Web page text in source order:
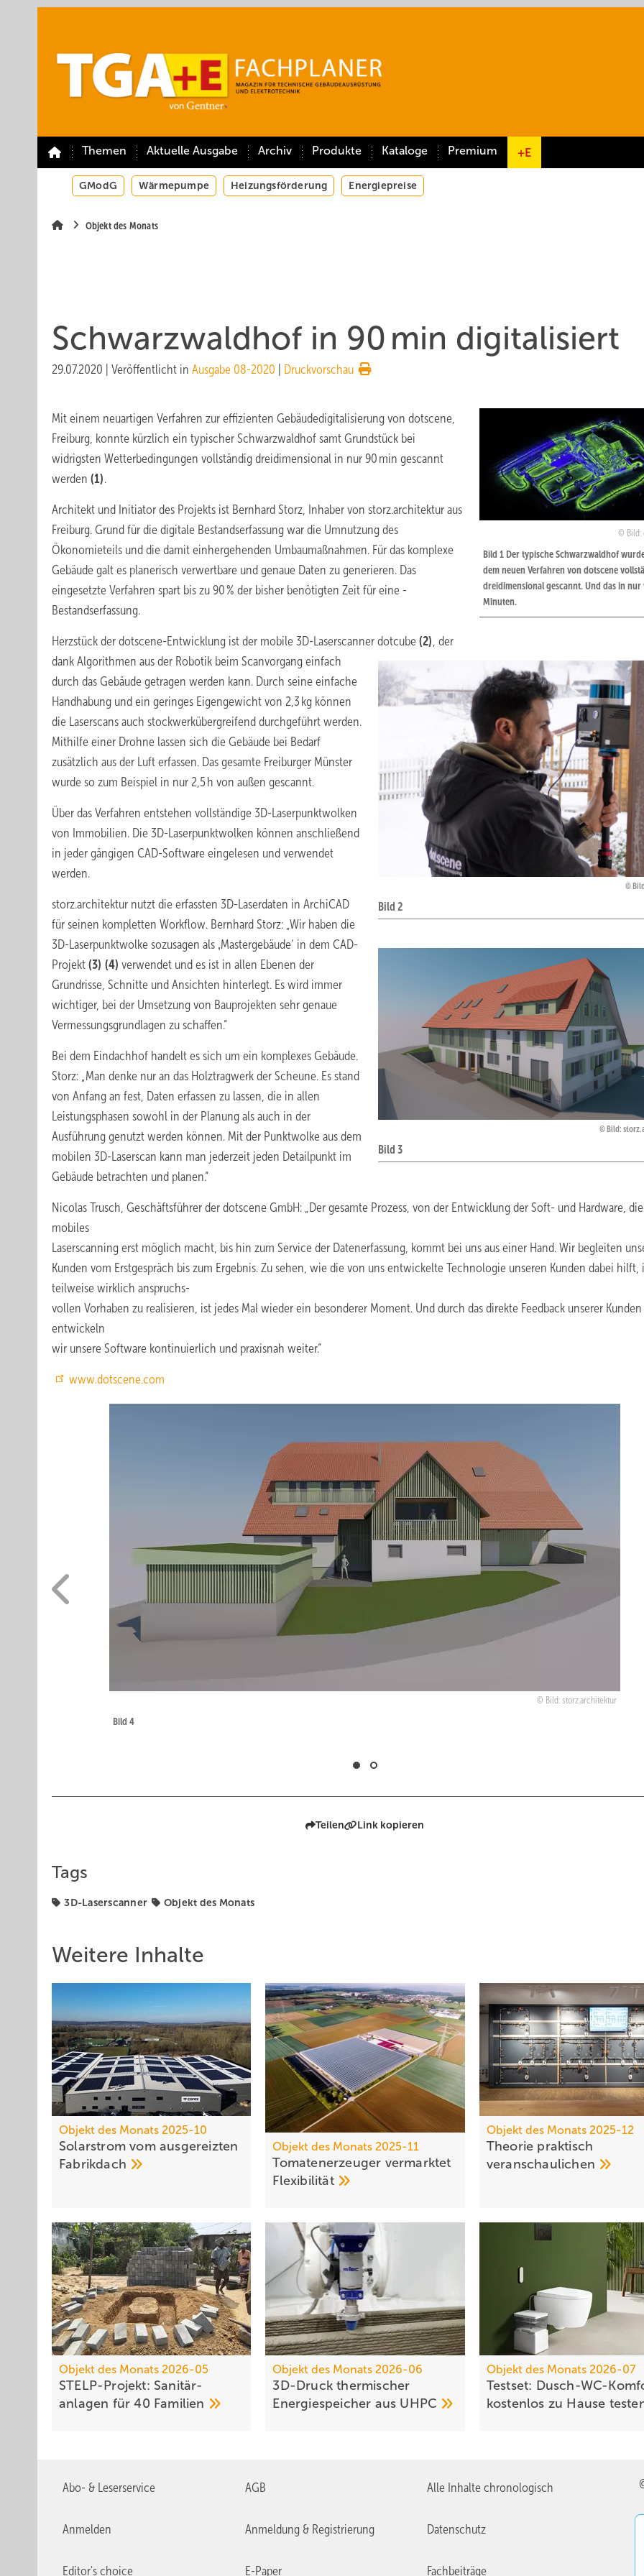
Themen Aktuelle Ausgabe Archiv Produkte Kataloge Premium +E
GModG Wärmepumpe Heizungsförderung Energiepreise
Objekt des Monats
Schwarzwaldhof in 90 min digitalisiert
29.07.2020 Veröffentlicht in Ausgabe 08-2020 Druckvorschau
Bild 1 Der typische Schwarzwaldhof
dem neuen Verfahren von dotscene
dreidimensional gescannt. Und das in nur
Minuten.
Mit einem neuartigen Verfahren zur effizienten Gebäudedigitalisierung von dotscene,
Freiburg, konnte kürzlich ein typischer Schwarzwaldhof samt Grundstück bei
widrigsten Wetterbedingungen vollständig dreidimensional in nur 90 min gescannt
werden (1).
Bild 2
Bild:
Bild 3
Architekt und Initiator des Projekts ist Bernhard Storz, Inhaber von storz.architektur aus
Freiburg. Grund für die digitale Bestands­erfassung war die Umnutzung des
Ökonomieteils und die damit ein­hergehenden Umbaumaßnahmen. Für das komplexe
Gebäude galt es ­planerisch verwertbare und genaue Daten zu generieren. Das
eingesetzte Verfahren spart bis zu 90 % der bisher benötigten Zeit für eine ­
Bestandserfassung.
Herzstück der dotscene-Entwicklung ist der mobile 3D-Laserscanner dotcube (2), der
dank Algorithmen aus der Robotik beim Scanvorgang einfach
durch das Gebäude getragen werden kann. Durch seine einfache
Handhabung und ein geringes Eigengewicht von 2,3 kg können
die Laserscans auch stockwerkübergreifend durchgeführt werden.
Mithilfe einer Drohne lassen sich die Gebäude bei Bedarf
zusätzlich aus der Luft erfassen. Das gesamte Freiburger Münster
wurde so zum Beispiel in nur 2,5 h von außen gescannt.
Über das Verfahren entstehen vollständige 3D-Laserpunktwolken
von Immobilien. Die 3D-Laserpunktwolken können anschließend
in jeder gängigen CAD-Software eingelesen und verwendet
werden.
storz.architektur nutzt die erfassten 3D-Laserdaten in ArchiCAD
für seinen kompletten Workflow. Bernhard Storz: „Wir haben die
3D-Laserpunktwolke sozusagen als ‚Mastergebäude‘ in dem CAD-
Projekt (3) (4) verwendet und es ist in allen Ebenen der
Grundrisse, Schnitte und Ansichten hinterlegt. Es wird immer
wichtiger, bei der Umsetzung von Bau­projekten sehr genaue
Vermessungsgrundlagen zu schaffen.“
Bei dem Eindachhof handelt es sich um ein komplexes Gebäude.
Storz: „Man denke nur an das Holztragwerk der Scheune. Es stand
von Anfang an fest, Daten erfassen zu lassen, die in allen
Leistungsphasen sowohl in der Planung als auch in der
Ausführung genutzt werden können. Mit der Punktwolke aus dem
mobilen 3D-Laserscan kann man jederzeit jeden Detailpunkt im
Gebäude betrachten und planen.“
Nicolas Trusch, Geschäftsführer der dotscene GmbH: „Der gesamte Prozess, von der Entwicklung der Soft- und Hardware, die
mobiles
Laserscanning erst möglich macht, bis hin zum Service der Daten­erfassung, kommt bei uns aus einer Hand. Wir begleiten
Kunden vom Erstgespräch bis zum Ergebnis. Zu sehen, wie die von uns entwickelte Technologie unseren Kunden dabei hilft,
teilweise wirklich anspruchs-
vollen Vorhaben zu realisieren, ist jedes Mal wieder ein besonderer ­Moment. Und durch das direkte Feedback unserer Kunden
entwickeln
wir unsere Software kontinuierlich und praxisnah weiter.“
www.dotscene.com
Bild: storz.architektur
Bild 4
Teilen Link kopieren
Tags
3D-Laserscanner Objekt des Monats
Weitere Inhalte
Objekt des Monats 2025-10
Solarstrom vom ausgereizten
Fabrikdach
Objekt des Monats 2025-11
Tomatenerzeuger vermarktet
Flexibilität
Objekt des Monats 2025-12
Theorie praktisch
veranschaulichen
Objekt des Monats 2026-05
STELP-Projekt: Sanitär­
anlagen für 40 Familien
Objekt des Monats 2026-06
3D-Druck thermischer
Energie­speicher aus UHPC
Objekt des Monats 2026-07
Testset: Dusch-WC-
kosten­los zu Hause
Abo- & Leserservice AGB Alle Inhalte chronologisch
Anmelden Anmeldung & Registrierung Datenschutz
Editor's choice E-Paper Fachbeiträge